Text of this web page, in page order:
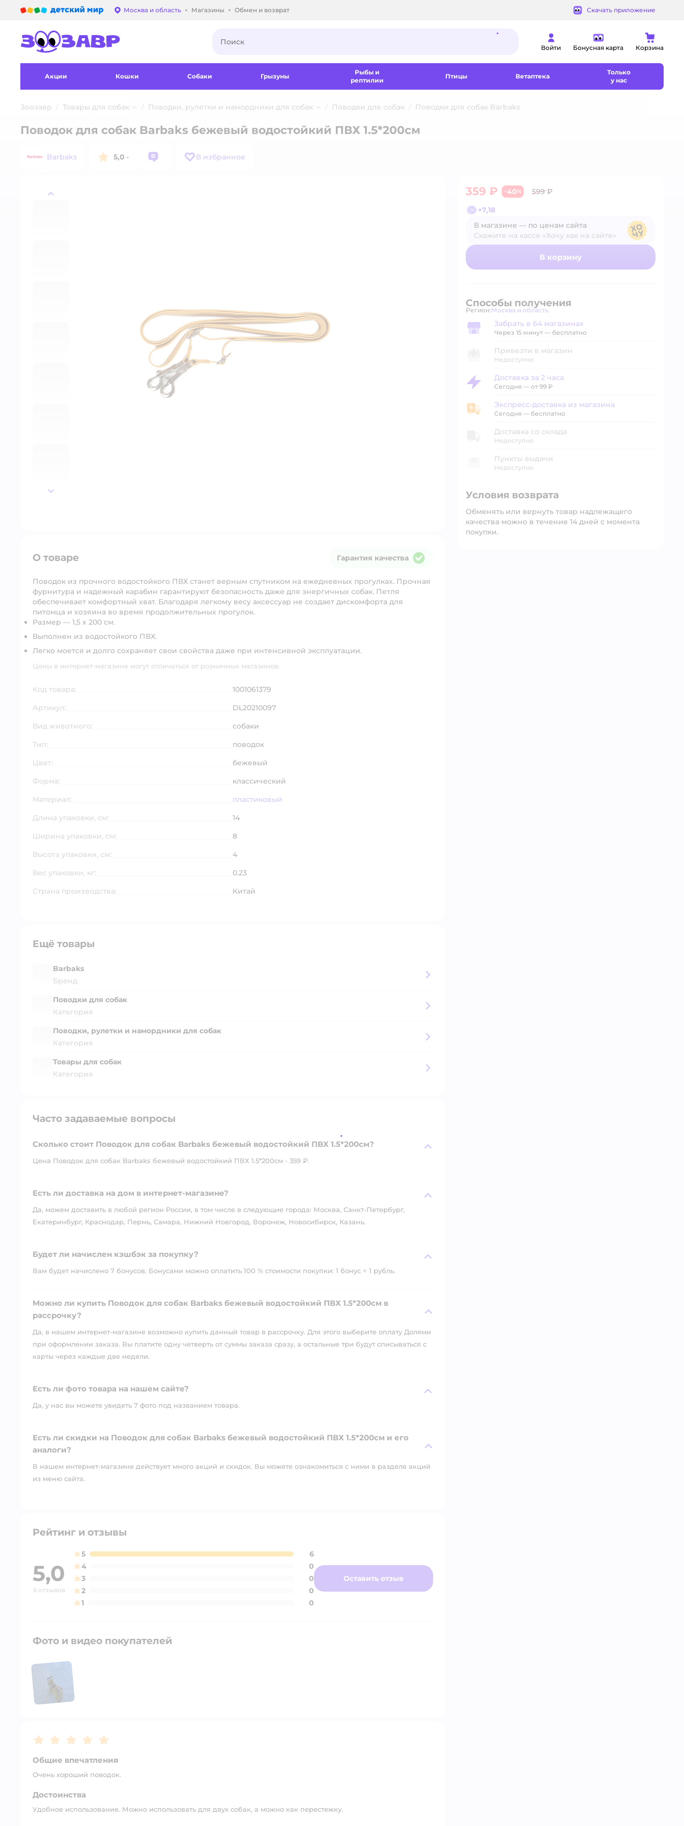
Выбор адреса доставки.
Москва и область Магазины Обмен и возврат Скачать приложение
Войти Бонусная карта Корзина
Акции Кошки Собаки Грызуны
Рыбы и
рептилии
Птицы Ветаптека
Только
у нас
Зоозавр Товары для собак Поводки, рулетки и намордники для собак Поводки для собак Поводки для собак Barbaks
назад
далее
Поводок для собак Barbaks бежевый водостойкий ПВХ 1.5*200см
Barbaks 5,0 · В избранное
359 ₽ −40%
599 ₽
+7,18
В магазине — по ценам сайта
Скажите на кассе «Хочу как на сайте»
В магазине — по ценам сайта
В корзину
Способы получения
Регион: Выбор адреса доставки.
Москва и область
Забрать в магазине
Забрать в 64 магазинах
Через 15 минут — бесплатно
Привезти в магазин
Недоступно
Доставка за 2 часа
Доставка за 2 часа
Сегодня — от 99 ₽
Экспресс-доставка из магазина
Экспресс-доставка из магазина
Сегодня — бесплатно
Доставка со склада
Недоступно
Пункты выдачи
Недоступно
Условия возврата
Обменять или вернуть товар надлежащего
качества можно в течение 14 дней с момента
покупки.
О товаре Гарантия качества
Поводок из прочного водостойкого ПВХ станет верным спутником на ежедневных прогулках. Прочная
фурнитура и надежный карабин гарантируют безопасность даже для энергичных собак. Петля
обеспечивает комфортный хват. Благодаря легкому весу аксессуар не создает дискомфорта для
питомца и хозяина во время продолжительных прогулок.
Размер — 1,5 х 200 см.
Выполнен из водостойкого ПВХ.
Легко моется и долго сохраняет свои свойства даже при интенсивной эксплуатации.
Цены в интернет-магазине могут отличаться от розничных магазинов.
Код товара:
1001061379
Артикул:
DL20210097
Вид животного:
собаки
Тип:
поводок
Цвет:
бежевый
Форма:
классический
Материал:
пластиковый
Длина упаковки, см:
14
Ширина упаковки, см:
8
Высота упаковки, см:
4
Вес упаковки, кг:
0.23
Страна производства:
Китай
Ещё товары
Barbaks
Бренд
Поводки для собак
Категория
Поводки, рулетки и намордники для собак
Категория
Товары для собак
Категория
Часто задаваемые вопросы
Сколько стоит Поводок для собак Barbaks бежевый водостойкий ПВХ 1.5*200см?
Цена Поводок для собак Barbaks бежевый водостойкий ПВХ 1.5*200см - 359 ₽.
Есть ли доставка на дом в интернет-магазине?
Да, можем доставить в любой регион России, в том числе в следующие города: Москва, Санкт-Петербург,
Екатеринбург, Краснодар, Пермь, Самара, Нижний Новгород, Воронеж, Новосибирск, Казань.
Будет ли начислен кэшбэк за покупку?
Вам будет начислено 7 бонусов. Бонусами можно оплатить 100 % стоимости покупки: 1 бонус = 1 рубль.
Можно ли купить Поводок для собак Barbaks бежевый водостойкий ПВХ 1.5*200см в
рассрочку?
Да, в нашем интернет-магазине возможно купить данный товар в рассрочку. Для этого выберите оплату Долями
при оформлении заказа. Вы платите одну четверть от суммы заказа сразу, а остальные три будут списываться с
карты через каждые две недели.
Есть ли фото товара на нашем сайте?
Да, у нас вы можете увидеть 7 фото под названием товара.
Есть ли скидки на Поводок для собак Barbaks бежевый водостойкий ПВХ 1.5*200см и его
аналоги?
В нашем интернет-магазине действует много акций и скидок. Вы можете ознакомиться с ними в разделе акций
из меню сайта.
Рейтинг и отзывы
5,0
6 отзывов
5
6
4
0
3
0
2
0
1
0
Оставить отзыв
Фото и видео покупателей
Рейтинг:5
Общие впечатления
Очень хороший поводок.
Достоинства
Удобное использование. Можно использовать для двух собак, а можно как перестежку.